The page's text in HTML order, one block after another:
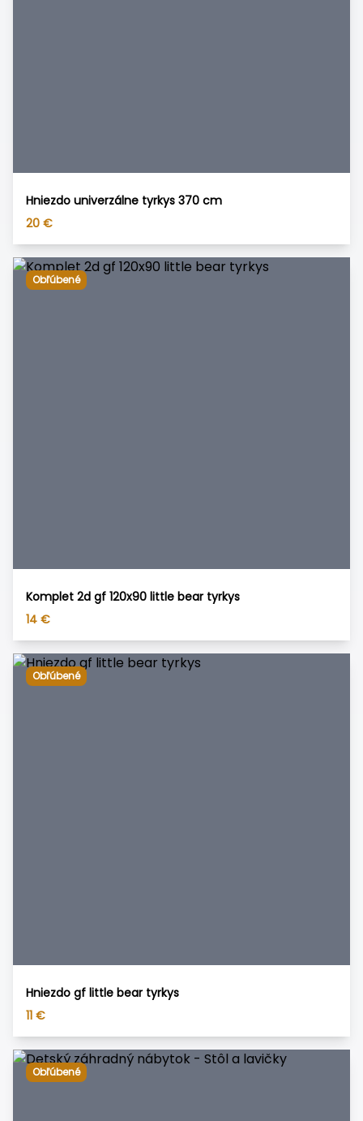
Hniezdo univerzálne tyrkys 370 cm
20 €
Obľúbené
Komplet 2d gf 120x90 little bear tyrkys
14 €
Obľúbené
Hniezdo gf little bear tyrkys
11 €
Obľúbené